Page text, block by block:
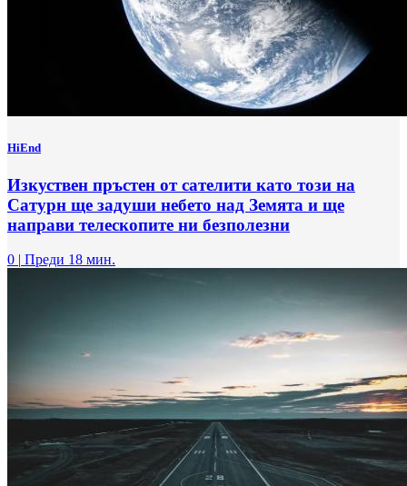
HiEnd
Изкуствен пръстен от сателити като този на
Сатурн ще задуши небето над Земята и ще
направи телескопите ни безполезни
0 | Преди 18 мин.